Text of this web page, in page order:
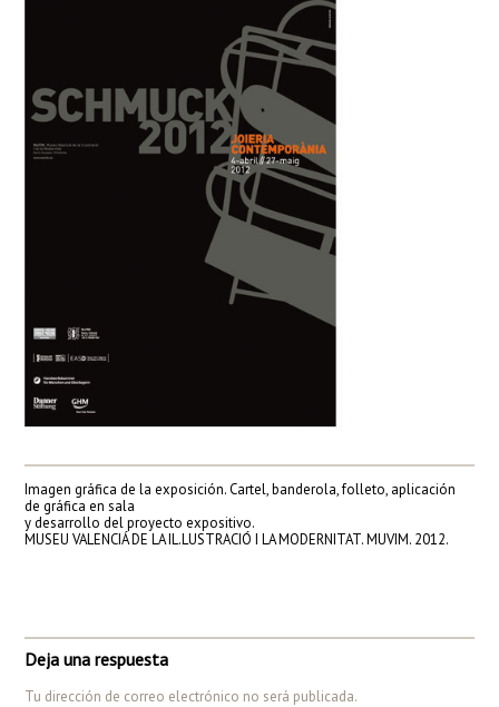
Imagen gráfica de la exposición. Cartel, banderola, folleto, aplicación
de gráfica en sala
y desarrollo del proyecto expositivo.
MUSEU VALENCIÁ DE LA IL.LUSTRACIÓ I LA MODERNITAT. MUVIM. 2012.
Deja una respuesta
Tu dirección de correo electrónico no será publicada.